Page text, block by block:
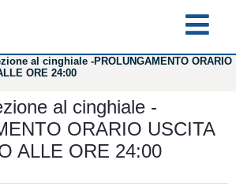
al cinghiale -PROLUNGAMENTO ORARIO
ORE 24:00
al cinghiale -
ORARIO USCITA
ALLE ORE 24:00